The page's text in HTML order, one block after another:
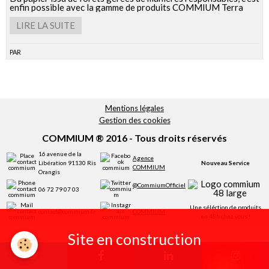
par
enfin possible avec la gamme de produits COMMIUM Terra
LIRE LA SUITE
Mentions légales
Gestion des cookies
COMMIUM ® 2016 - Tous droits réservés
16 avenue de la
Libération 91130 Ris
Orangis
Agence
COMMIUM
Nouveau Service
06 72 79 07 03
@CommiumOfficiel
contact@commium.fr COMMIUM
Une séléction de produits
Site en construction